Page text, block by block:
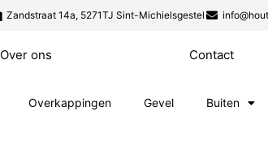
Zandstraat 14a, 5271TJ Sint-Michielsgestel
Over ons Contact
Overkappingen Gevel Buiten